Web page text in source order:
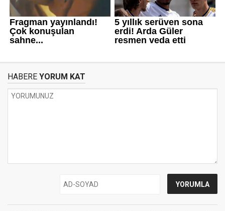
HABERE YORUM KAT